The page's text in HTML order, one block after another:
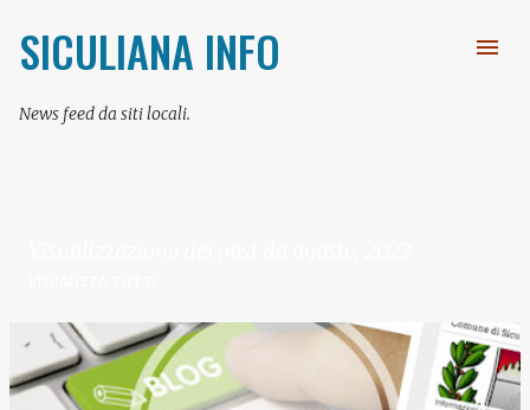
SICULIANA INFO
News feed da siti locali.
o